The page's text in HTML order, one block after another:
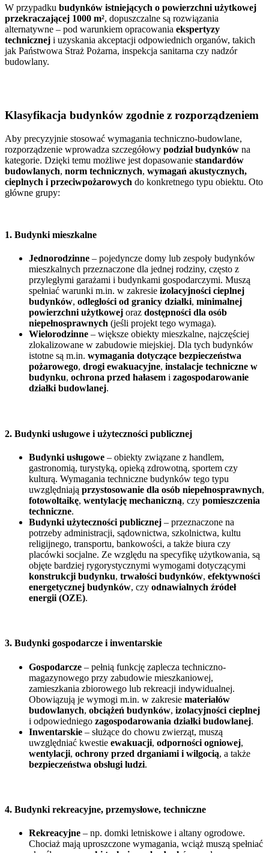
W przypadku budynków istniejących o powierzchni użytkowej
przekraczającej 1000 m², dopuszczalne są rozwiązania
alternatywne – pod warunkiem opracowania ekspertyzy
technicznej i uzyskania akceptacji odpowiednich organów, takich
jak Państwowa Straż Pożarna, inspekcja sanitarna czy nadzór
budowlany.
Klasyfikacja budynków zgodnie z rozporządzeniem
Aby precyzyjnie stosować wymagania techniczno-budowlane,
rozporządzenie wprowadza szczegółowy podział budynków na
kategorie. Dzięki temu możliwe jest dopasowanie standardów
budowlanych, norm technicznych, wymagań akustycznych,
cieplnych i przeciwpożarowych do konkretnego typu obiektu. Oto
główne grupy:
1. Budynki mieszkalne
Jednorodzinne – pojedyncze domy lub zespoły budynków
mieszkalnych przeznaczone dla jednej rodziny, często z
przyległymi garażami i budynkami gospodarczymi. Muszą
spełniać warunki m.in. w zakresie izolacyjności cieplnej
budynków, odległości od granicy działki, minimalnej
powierzchni użytkowej oraz dostępności dla osób
niepełnosprawnych (jeśli projekt tego wymaga).
Wielorodzinne – większe obiekty mieszkalne, najczęściej
zlokalizowane w zabudowie miejskiej. Dla tych budynków
istotne są m.in. wymagania dotyczące bezpieczeństwa
pożarowego, drogi ewakuacyjne, instalacje techniczne w
budynku, ochrona przed hałasem i zagospodarowanie
działki budowlanej.
2. Budynki usługowe i użyteczności publicznej
Budynki usługowe – obiekty związane z handlem,
gastronomią, turystyką, opieką zdrowotną, sportem czy
kulturą. Wymagania techniczne budynków tego typu
uwzględniają przystosowanie dla osób niepełnosprawnych,
fotowoltaikę, wentylację mechaniczną, czy pomieszczenia
techniczne.
Budynki użyteczności publicznej – przeznaczone na
potrzeby administracji, sądownictwa, szkolnictwa, kultu
religijnego, transportu, bankowości, a także biura czy
placówki socjalne. Ze względu na specyfikę użytkowania, są
objęte bardziej rygorystycznymi wymogami dotyczącymi
konstrukcji budynku, trwałości budynków, efektywności
energetycznej budynków, czy odnawialnych źródeł
energii (OZE).
3. Budynki gospodarcze i inwentarskie
Gospodarcze – pełnią funkcję zaplecza techniczno-
magazynowego przy zabudowie mieszkaniowej,
zamieszkania zbiorowego lub rekreacji indywidualnej.
Obowiązują je wymogi m.in. w zakresie materiałów
budowlanych, obciążeń budynków, izolacyjności cieplnej
i odpowiedniego zagospodarowania działki budowlanej.
Inwentarskie – służące do chowu zwierząt, muszą
uwzględniać kwestie ewakuacji, odporności ogniowej,
wentylacji, ochrony przed drganiami i wilgocią, a także
bezpieczeństwa obsługi ludzi.
4. Budynki rekreacyjne, przemysłowe, techniczne
Rekreacyjne – np. domki letniskowe i altany ogrodowe.
Chociaż mają uproszczone wymagania, wciąż muszą spełniać